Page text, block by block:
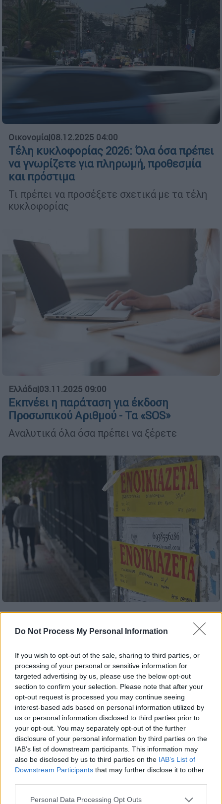
Do Not Process My Personal Information
If you wish to opt-out of the sale, sharing to third parties, or
processing of your personal or sensitive information for
targeted advertising by us, please use the below opt-out
section to confirm your selection. Please note that after your
opt-out request is processed you may continue seeing
interest-based ads based on personal information utilized by
us or personal information disclosed to third parties prior to
your opt-out. You may separately opt-out of the further
disclosure of your personal information by third parties on the
IAB’s list of downstream participants. This information may
also be disclosed by us to third parties on the IAB’s List of
Downstream Participants that may further disclose it to other
Please note that this website/app uses one or more Google
Personal Data Processing Opt Outs
Οικονομία|08.12.2025 04:00
Τέλη κυκλοφορίας 2026: Όλα όσα πρέπει
να γνωρίζετε για πληρωμή, προθεσμία
και πρόστιμα
Τι πρέπει να προσέξετε σχετικά με τα τέλη
κυκλοφορίας
Ελλάδα|03.11.2025 09:00
Εκπνέει η παράταση για έκδοση
Προσωπικού Αριθμού - Τα «SOS»
Αναλυτικά όλα όσα πρέπει να ξέρετε
Παιδεία|16.09.2025 11:13
Φοιτητικό στεγαστικό επίδομα: Ανοίγει
Τι πρέπει να κάνουν οι ενδιαφερόμενοι